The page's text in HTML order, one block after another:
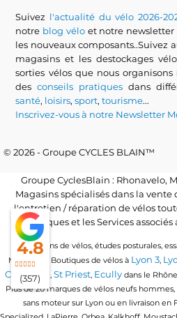
Suivez l'actualité du vélo 2026-
notre blog véloet notre newsletter
les nouveaux composants..Suivez
magasins et les destockages
sorties vélos que nous
desconseils pratiques dans
santé, loisirs,sport,tourisme...
Inscrivez-vous à notre Newsletter
© 2026 - Groupe CYCLES BLAIN™
Groupe CyclesBlain : Rhonavelo,
Magasins spécialisés dans la vente
l'entretien / réparation de vélos
électriques et les Services
Locations de vélos, études posturales,
Magasins / Boutiques de vélos à Lyon 3,
Craponne, St Priest, Ecully dans le
Plus de 20 marques de vélos neufs
sans moteur sur Lyon ou en livraison en
4.8
(357)